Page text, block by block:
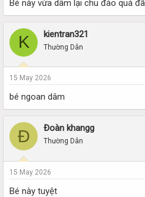
Bé này vừa dâm lại chu đáo quá đã
K kientran321
Thường Dân
15 May 2026
bé ngoan dâm
Đ Đoàn khangg
Thường Dân
15 May 2026
Bé này tuyệt